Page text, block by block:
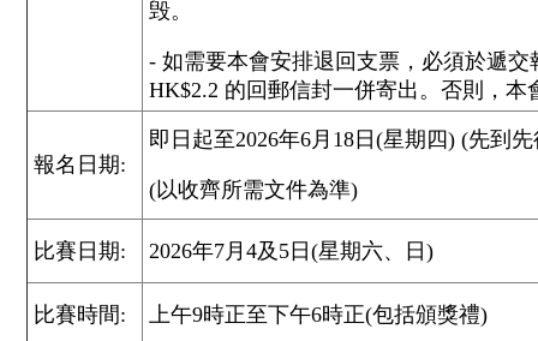
毁。
- 如需要本會安排退回支票，必須於遞
HK$2.2 的回郵信封一併寄出。否則，本
報名日期:
即日起至2026年6月18日(星期四) (先到
(以收齊所需文件為準)
比賽日期: 2026年7月4及5日(星期六、日)
比賽時間: 上午9時正至下午6時正(包括頒獎禮)